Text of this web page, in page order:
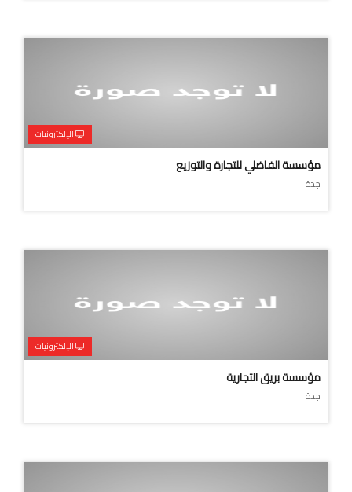
الإلكترونيات
مؤسسة الفاضلي للتجارة والتوزيع
جدة
الإلكترونيات
مؤسسة بريق التجارية
جدة